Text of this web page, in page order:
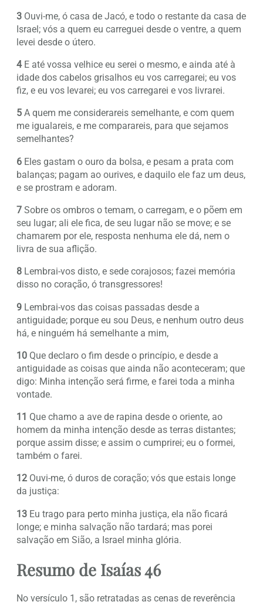
3 Ouvi-me, ó casa de Jacó, e todo o restante da casa de
Israel; vós a quem eu carreguei desde o ventre, a quem
levei desde o útero.
4E até vossa velhice eu serei o mesmo, e ainda até à
idade dos cabelos grisalhos eu vos carregarei; eu vos
fiz, e eu vos levarei; eu vos carregarei e vos livrarei.
5 A quem me considerareis semelhante, e com quem
me igualareis, e me comparareis, para que sejamos
semelhantes?
6 Eles gastam o ouro da bolsa, e pesam a prata com
balanças; pagam ao ourives, e daquilo ele faz um deus,
e se prostram e adoram.
7 Sobre os ombros o temam, o carregam, e o põem em
seu lugar; ali ele fica, de seu lugar não se move; e se
chamarem por ele, resposta nenhuma ele dá, nem o
livra de sua aflição.
8 Lembrai-vos disto, e sede corajosos; fazei memória
disso no coração, ó transgressores!
9 Lembrai-vos das coisas passadas desde a
antiguidade; porque eu sou Deus, e nenhum outro deus
há, e ninguém há semelhante a mim,
10 Que declaro o fim desde o princípio, e desde a
antiguidade as coisas que ainda não aconteceram; que
digo: Minha intenção será firme, e farei toda a minha
vontade.
11 Que chamo a ave de rapina desde o oriente, ao
homem da minha intenção desde as terras distantes;
porque assim disse; e assim o cumprirei; eu o formei,
também o farei.
12 Ouvi-me, ó duros de coração; vós que estais longe
da justiça:
13 Eu trago para perto minha justiça, ela não ficará
longe; e minha salvação não tardará; mas porei
salvação em Sião, a Israel minha glória.
Resumo de Isaías 46
No versículo 1, são retratadas as cenas de reverência